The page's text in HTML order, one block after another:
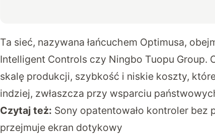
Ta sieć, nazywana łańcuchem Optimusa,
Intelligent Controls czy Ningbo Tuopu Group.
skalę produkcji, szybkość i niskie koszty,
indziej, zwłaszcza przy wsparciu
Czytaj też: Sony opatentowało kontroler
przejmuje ekran dotykowy